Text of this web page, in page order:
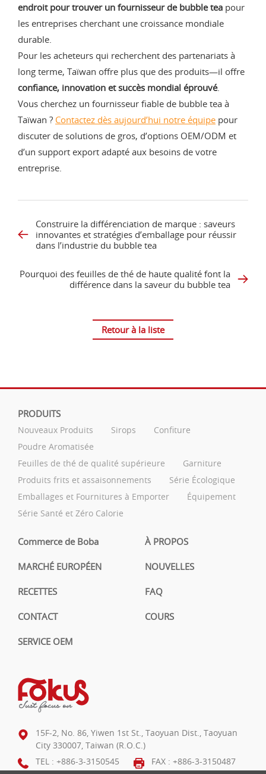
endroit pour trouver un fournisseur de bubble tea pour
les entreprises cherchant une croissance mondiale
durable.
Pour les acheteurs qui recherchent des partenariats à
long terme, Taïwan offre plus que des produits—il offre
confiance, innovation et succès mondial éprouvé.
Vous cherchez un fournisseur fiable de bubble tea à
Taïwan ? Contactez dès aujourd’hui notre équipe pour
discuter de solutions de gros, d’options OEM/ODM et
d’un support export adapté aux besoins de votre
entreprise.
Construire la différenciation de marque : saveurs
innovantes et stratégies d’emballage pour réussir
dans l’industrie du bubble tea
Pourquoi des feuilles de thé de haute qualité font la
différence dans la saveur du bubble tea
Retour à la liste
PRODUITS
Nouveaux Produits Sirops
Confiture
Poudre Aromatisée
Feuilles de thé de qualité supérieure
Garniture
Produits frits et assaisonnements
Série Écologique
Emballages et Fournitures à Emporter
Équipement
Série Santé et Zéro Calorie
Commerce de Boba À PROPOS
MARCHÉ EUROPÉEN NOUVELLES
RECETTES FAQ
CONTACT COURS
SERVICE OEM
15F-2, No. 86, Yiwen 1st St., Taoyuan Dist., Taoyuan
City 330007, Taiwan (R.O.C.)
TEL : +886-3-3150545
FAX : +886-3-3150487